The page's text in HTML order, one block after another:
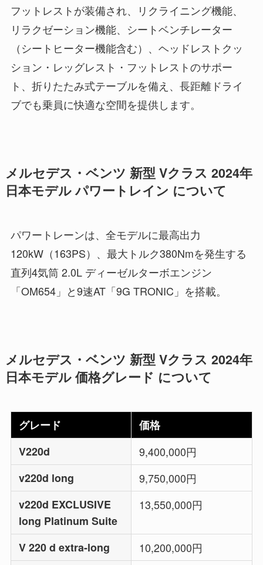
フットレストが装備され、リクライニング機能、
リラクゼーション機能、シートベンチレーター
（シートヒーター機能含む）、ヘッドレストクッ
ション・レッグレスト・フットレストのサポー
ト、折りたたみ式テーブルを備え、長距離ドライ
ブでも乗員に快適な空間を提供します。
メルセデス・ベンツ 新型 Vクラス 2024年
日本モデル パワートレイン について
パワートレーンは、全モデルに最高出力
120kW（163PS）、最大トルク380Nmを発生する
直列4気筒 2.0L ディーゼルターボエンジン
「OM654」と9速AT「9G TRONIC」を搭載。
メルセデス・ベンツ 新型 Vクラス 2024年
日本モデル 価格グレード について
グレード
価格
V220d
9,400,000円
v220d long
9,750,000円
v220d EXCLUSIVE
long Platinum Suite
13,550,000円
V 220 d extra-long
10,200,000円